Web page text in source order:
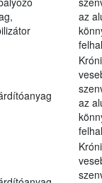
az
az